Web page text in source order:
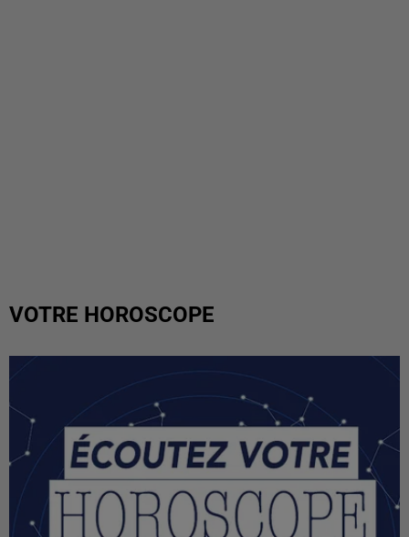
VOTRE HOROSCOPE